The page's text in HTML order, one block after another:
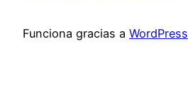
Funciona gracias a WordPress